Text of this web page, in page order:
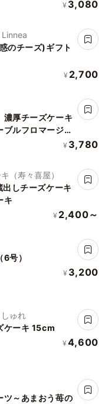
¥ 3,080
のチーズ)ギフト
¥ 2,700
濃厚チーズケーキ
ブルフロマージ
¥ 3,780
（寿々喜屋）
出しチーズケーキ
キ
¥ 2,400～
号）
¥ 3,200
ゅれ
ケーキ 15cm
¥ 4,600
ツ～あまおう苺の